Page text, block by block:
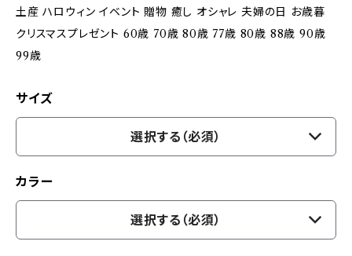
土産 ハロウィン イベント 贈物 癒し オシャレ 夫婦の日 お歳暮
クリスマスプレゼント 60歳 70歳 80歳 77歳 80歳 88歳 90歳
99歳
サイズ
選択する（必須）
カラー
選択する（必須）